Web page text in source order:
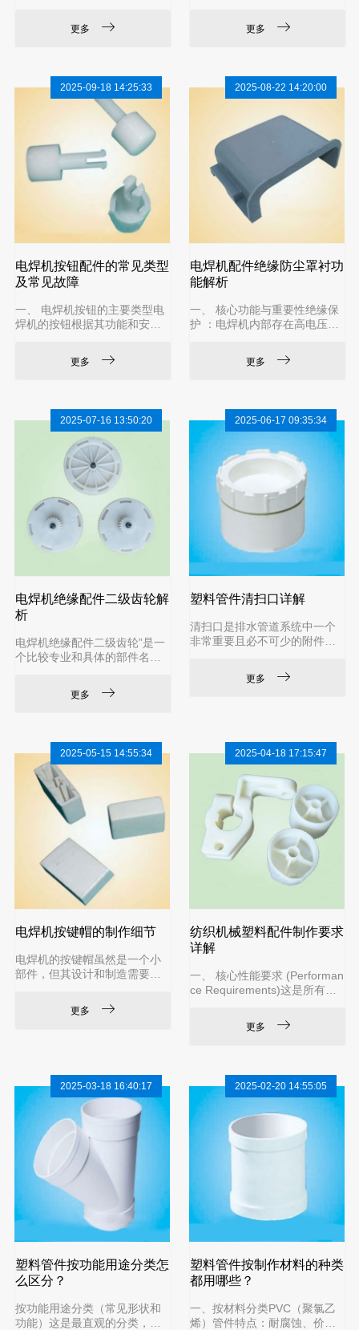
们来逐一拆解和分析，以便您
能更准确地找到或了解这个配
车或公共汽车上，安装在司机
座位旁边、靠近车门处的一个
扶手。它的主要功能是：方便
司机上下车： 公交车驾驶区通
常较高，这个扶手可以帮助司
机借力。供导游/乘务员使用：
在旅游巴士上，导游或工作人
员可能会在车门附近站立，这
更多
源！ 拔掉电源插头，确保完全
断电。如果更换的是焊枪上的
步骤）这是最核心的一步，信
息不匹配将无法更换。查看原
印有型号、电压/电流额定值
（如 10A 250VAC）。这是最
准确的查找方式。拍照并测
量：给旧按钮拍清晰的照片
（正面、侧面、接线端子）
更多
2025-09-18 14:25:33
电焊机按钮配件的常见类型
及常见故障
一、 电焊机按钮的主要类型电
焊机的按钮根据其功能和安装
面板控制按钮这些按钮安装在
电焊机的主机面板上，用于控
按钮开关，用于开启或关闭电
焊机总电源。功能选择按钮：
在一些多功能焊机（如氩弧焊/
手工焊两用机）上，用于切换
焊接模式。参数调节按钮/旋
钮：在数字化焊机上，用于调
节焊接电流、电压、脉冲参数
等。它可能是一个编码器旋钮
更多
2025-08-22 14:20:00
电焊机配件绝缘防尘罩衬功
能解析
一、 核心功能与重要性绝缘保
护 ：电焊机内部存在高电压、
异的电气绝缘性能，防止不同
电位的部件之间发生短路（爬
：焊接现场环境恶劣，充满金
属粉尘、飞溅物和油污。这些
污染物如果进入机器内部，会
覆盖在电路板和电子元件上，
导致散热不良、绝缘下降、短
路甚至起火。防尘罩衬是隔绝
这些污染物的第一道屏障。机
械防护 ：保护内部精密的电子
更多
2025-07-16 13:50:20
电焊机绝缘配件二级齿轮解
析
电焊机绝缘配件二级齿轮”是一
个比较专业和具体的部件名
分：绝缘配件 和 二级齿轮。这
两个部分通常协同工作，但在
机绝缘配件：作用： 在电焊机
中，绝缘是至关重要的安全措
施。绝缘配件的主要功能是防
止电流泄露，确保电流安全地
通过焊钳流向工件，而不是流
向焊机外壳或其他不应带电的
金属部件。它们通常用于隔离
带电体（如电机轴、内部导体
更多
2025-06-17 09:35:34
塑料管件清扫口详解
清扫口是排水管道系统中一个
非常重要且必不可少的附件，
塞。一、什么是清扫口？清扫
口，顾名思义，就是为“清扫”管
置。当管道发生堵塞时，维修
人员可以打开盖子，插入疏通
等）进行清理，作业完成后再
将盖子盖回，恢复密封。对于
塑料管件（如PVC-U、HDPE材
质的管道），清扫口通常也
更多
2025-05-15 14:55:34
电焊机按键帽的制作细节
电焊机的按键帽虽然是一个小
部件，但其设计和制造需要考
学和环境适应性。其制作过程
通常涉及工业设计、材料选择
更多
2025-04-18 17:15:47
纺织机械塑料配件制作要求
详解
一、 核心性能要求 (Performan
ce Requirements)这是所有要
在特定工位上的功能。卓越的
耐磨性 (Wear Resistance)：
套、导轨、转子等，需要连续
与其他部件（金属或其他材
料）发生摩擦，必须具备极低
的摩擦系数和极高的抗磨损能
力，以延长使用寿命。高机械
强度与耐疲劳性 (Mechanical S
更多
2025-03-18 16:40:17
塑料管件按功能用途分类怎
么区分？
按功能用途分类（常见形状和
功能）这是最直观的分类，根
2025-02-20 14:55:05
塑料管件按制作材料的种类
都用哪些？
一、按材料分类PVC（聚氯乙
烯）管件特点：耐腐蚀、价格